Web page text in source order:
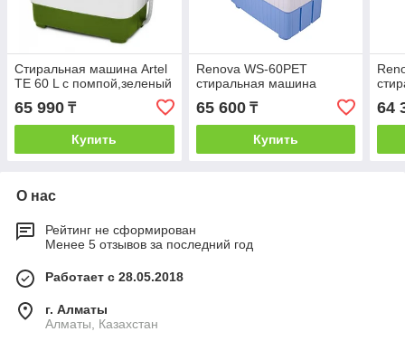
Стиральная машина Artel
TE 60 L с помпой,зеленый
65 990 ₸
Купить
Renova WS-60PET
стиральная машина
65 600₸
Купить
64
О нас
Рейтинг не сформирован
Менее 5 отзывов за последний год
Работает с 28.05.2018
г. Алматы
Алматы, Казахстан